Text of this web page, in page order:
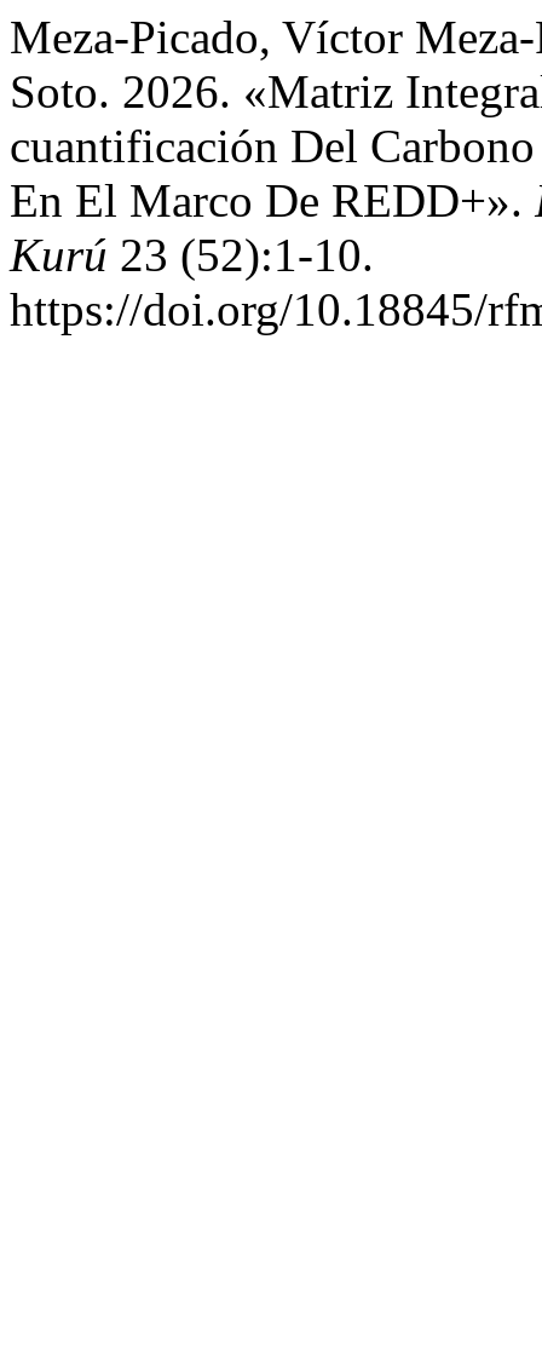
Meza-Picado, Víctor
Soto. 2026. «Matriz
cuantificación Del
En El Marco De REDD+».
Kurú 23 (52):1-10.
https://doi.org/10.18845/